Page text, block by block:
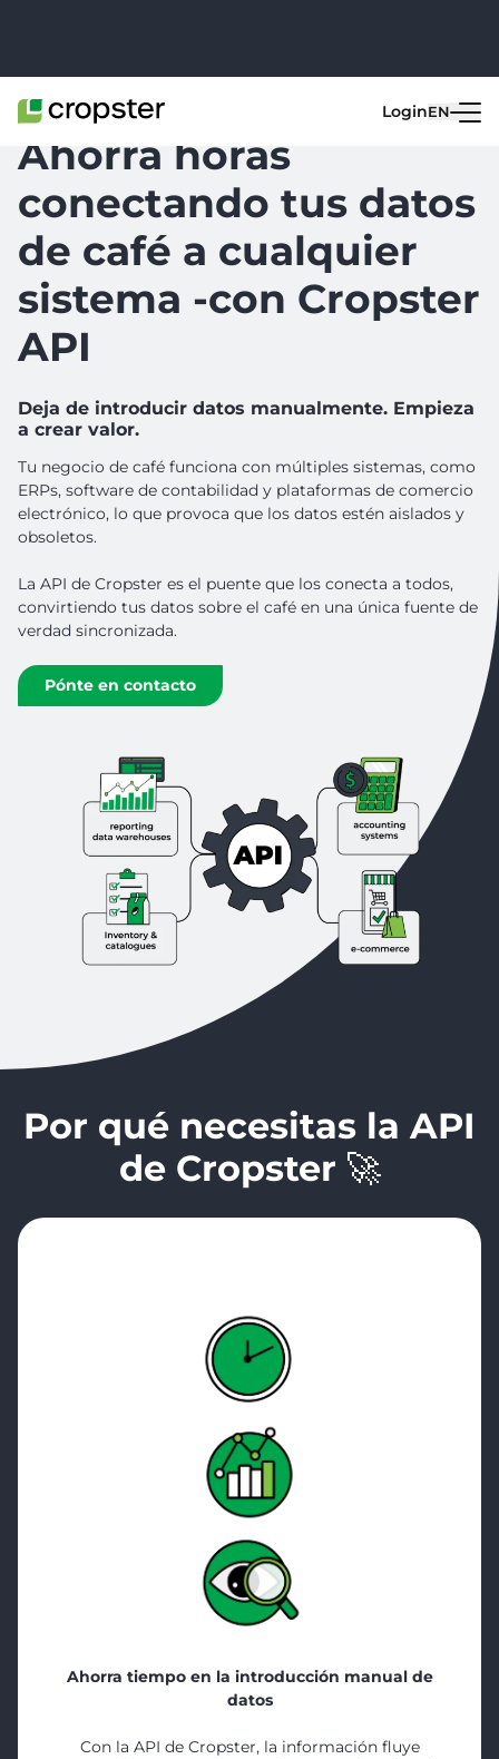
Ahorra horas
conectando tus datos
de café a cualquier
sistema -con Cropster
API
Deja de introducir datos manualmente. Empieza
a crear valor.
Tu negocio de café funciona con múltiples sistemas, como
ERPs, software de contabilidad y plataformas de comercio
electrónico, lo que provoca que los datos estén aislados y
obsoletos.
La API de Cropster es el puente que los conecta a todos,
convirtiendo tus datos sobre el café en una única fuente de
verdad sincronizada.
Pónte en contacto
Por qué necesitas la API
de Cropster 🚀
Ahorra tiempo en la introducción manual de
datos
Con la API de Cropster, la información fluye